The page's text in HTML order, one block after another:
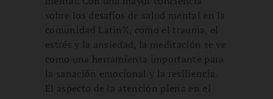
sobre los desafíos de salud mental en la
comunidad LatinX, como el trauma, el
estrés y la ansiedad, la meditación se ve
como una herramienta importante para
la sanación emocional y la resiliencia.
El aspecto de la atención plena en el